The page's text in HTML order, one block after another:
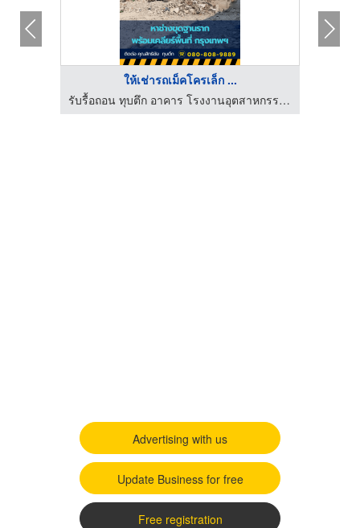
ให้เช่ารถเม็คโครเล็ก ...
รับรื้อถอน ทุบตึก อาคาร โรงงานอุตสาหกรรม พร้อมขนย้าย
Advertising with us
Update Business for free
Free registration